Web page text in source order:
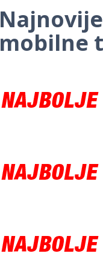
Najnovije
mobilne